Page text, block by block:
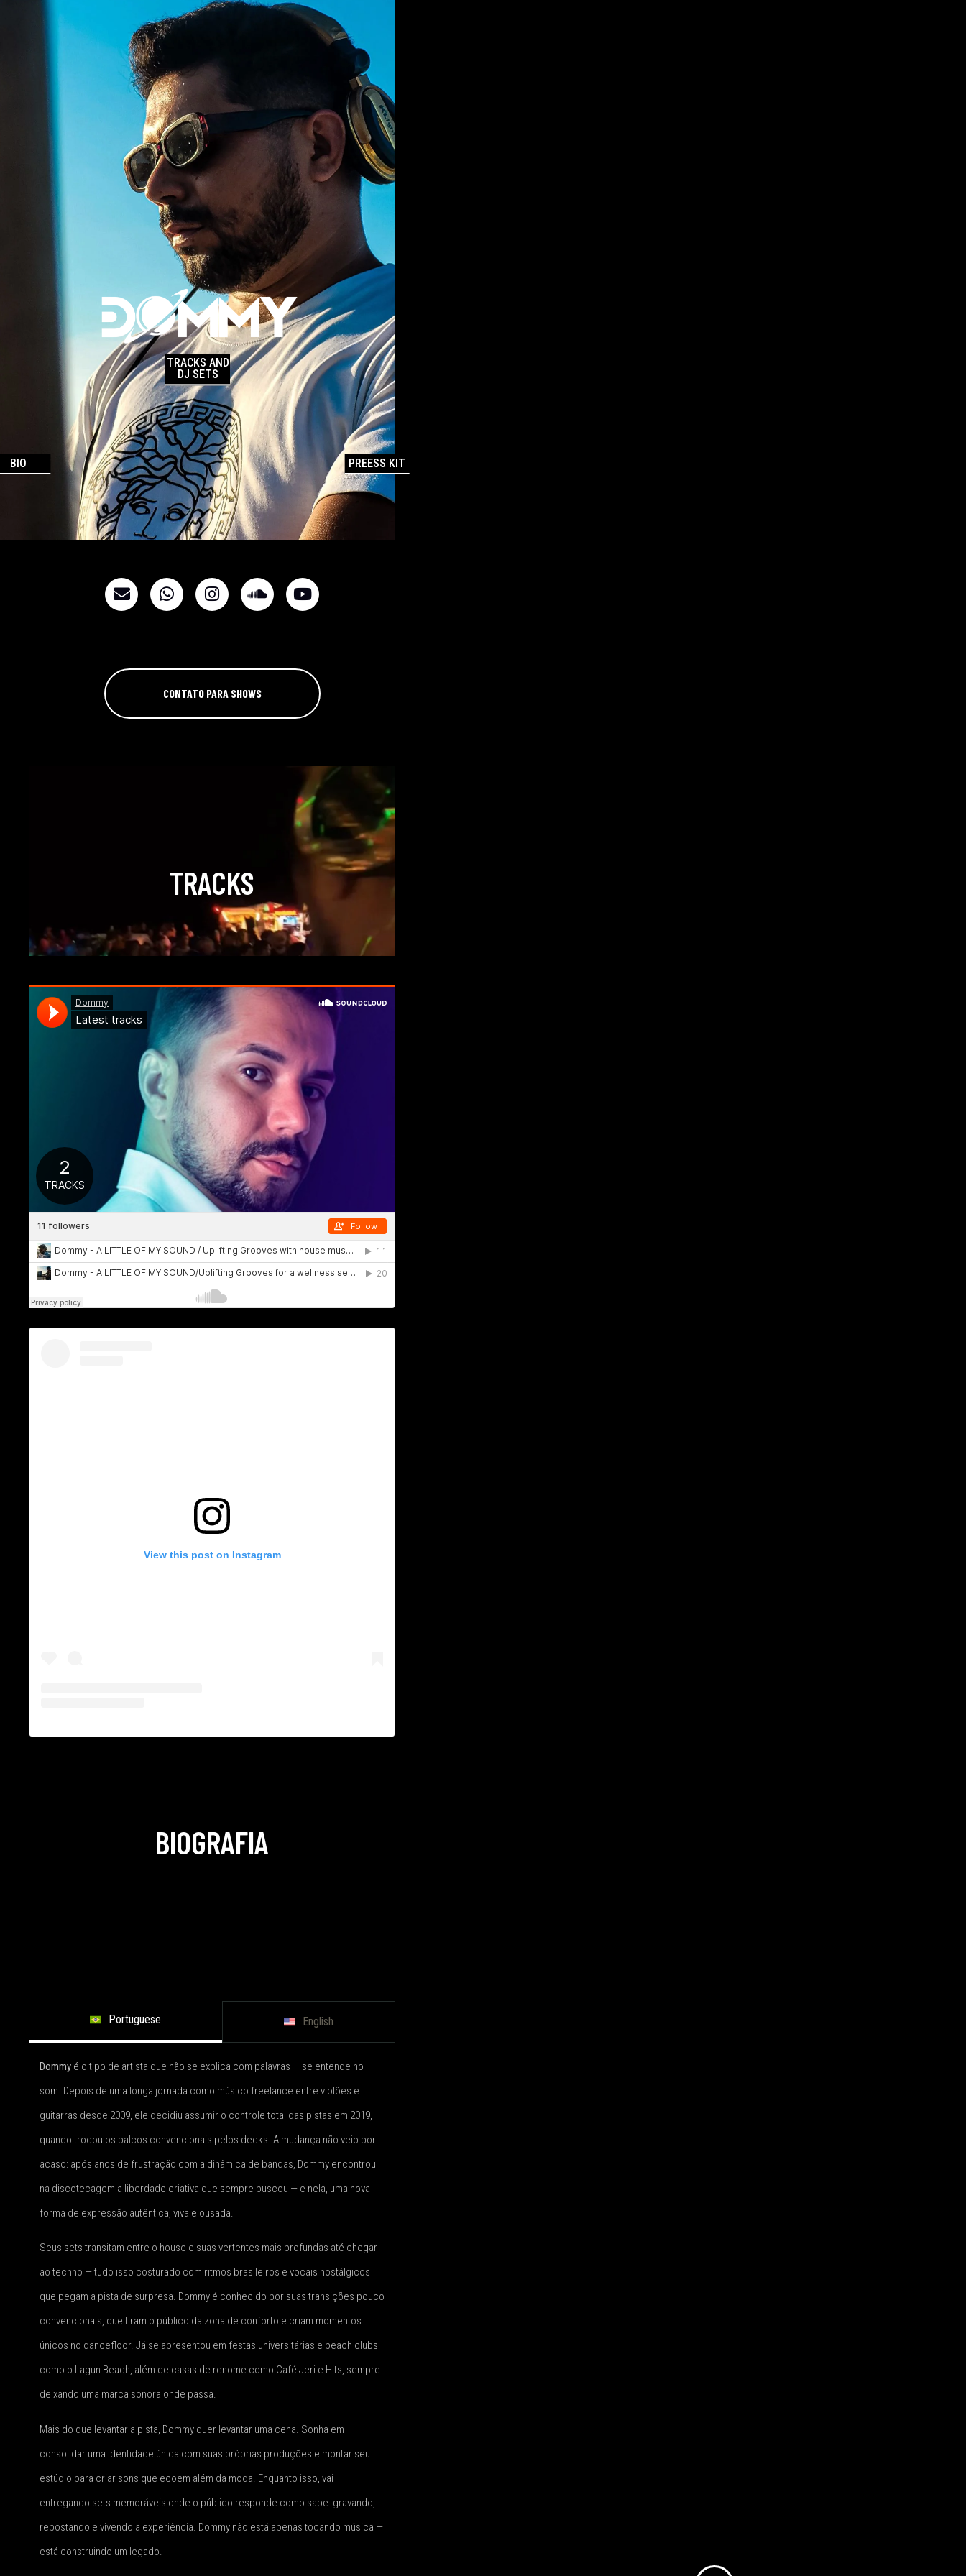
BIO
TRACKS AND
DJ SETS
PREESS KIT
CONTATO PARA SHOWS
TRACKS
View this post on Instagram
BIOGRAFIA
Portuguese English
Dommy é o tipo de artista que não se explica com palavras — se entende no
som. Depois de uma longa jornada como músico freelance entre violões e
guitarras desde 2009, ele decidiu assumir o controle total das pistas em 2019,
quando trocou os palcos convencionais pelos decks. A mudança não veio por
acaso: após anos de frustração com a dinâmica de bandas, Dommy encontrou
na discotecagem a liberdade criativa que sempre buscou — e nela, uma nova
forma de expressão autêntica, viva e ousada.
Seus sets transitam entre o house e suas vertentes mais profundas até chegar
ao techno — tudo isso costurado com ritmos brasileiros e vocais nostálgicos
que pegam a pista de surpresa. Dommy é conhecido por suas transições pouco
convencionais, que tiram o público da zona de conforto e criam momentos
únicos no dancefloor. Já se apresentou em festas universitárias e beach clubs
como o Lagun Beach, além de casas de renome como Café Jeri e Hits, sempre
deixando uma marca sonora onde passa.
Mais do que levantar a pista, Dommy quer levantar uma cena. Sonha em
consolidar uma identidade única com suas próprias produções e montar seu
estúdio para criar sons que ecoem além da moda. Enquanto isso, vai
entregando sets memoráveis onde o público responde como sabe: gravando,
repostando e vivendo a experiência. Dommy não está apenas tocando música —
está construindo um legado.